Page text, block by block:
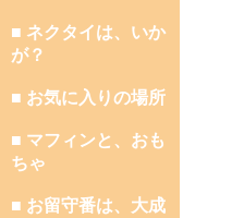
■ ネクタイは、いか
が？
■ お気に入りの場所
■ マフィンと、おも
ちゃ
■ お留守番は、大成